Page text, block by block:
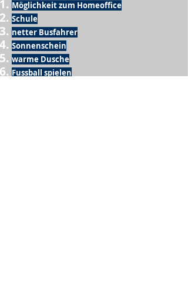
Möglichkeit zum Homeoffice
Schule
netter Busfahrer
Sonnenschein
warme Dusche
Fussball spielen